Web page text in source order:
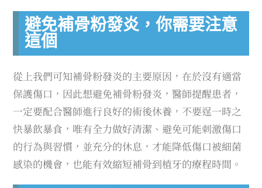
避免補骨粉發炎，你需要注意
這個
從上我們可知補骨粉發炎的主要原因，在於沒有適當
保護傷口，因此想避免補骨粉發炎，醫師提醒患者，
一定要配合醫師進行良好的術後休養，不要逞一時之
快暴飲暴食，唯有全力做好清潔、避免可能刺激傷口
的行為與習慣，並充分的休息，才能降低傷口被細菌
感染的機會，也能有效縮短補骨到植牙的療程時間。